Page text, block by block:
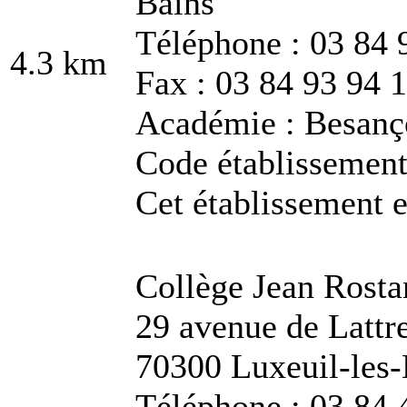
4.3 km
Téléphone : 03 84
Fax : 03 84 93 94
Académie :
Code
Cet établissement
Collège Jean
29 avenue de
70300 Luxeuil-